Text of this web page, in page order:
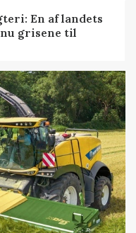
En af landets
grisene til